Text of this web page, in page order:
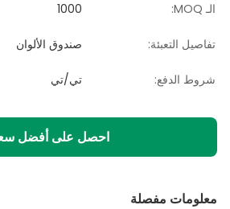
الـ MOQ: 1000
تفاصيل التعبئة: صندوق الألوان
شروط الدفع: تي/تي
احصل على أفضل
معلومات مفصلة